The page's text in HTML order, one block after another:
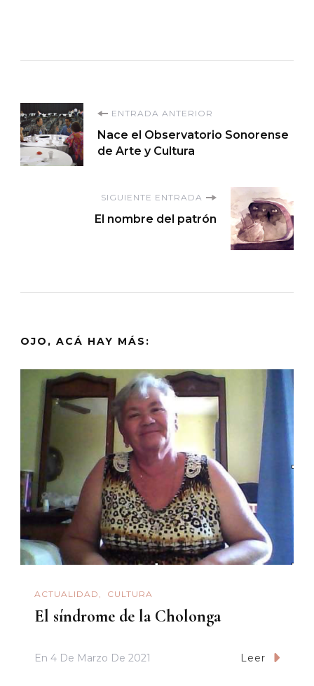
Navegación
de
entradas
ENTRADA ANTERIOR
Nace el Observatorio Sonorense
de Arte y Cultura
SIGUIENTE ENTRADA
El nombre del patrón
OJO, ACÁ HAY MÁS:
ACTUALIDAD CULTURA
El síndrome de la Cholonga
En 4 De Marzo De 2021 Leer